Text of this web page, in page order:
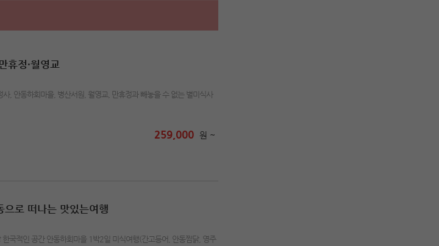
휴정·월영교
, 안동하회마을, 병산서원, 월영교, 만휴정과 빼놓을 수 없는 별미식사
259,000 원 ~
로 떠나는 맛있는여행
국적인 공간 안동하회마을 1박2일 미식여행(간고등어, 안동찜닭, 영주